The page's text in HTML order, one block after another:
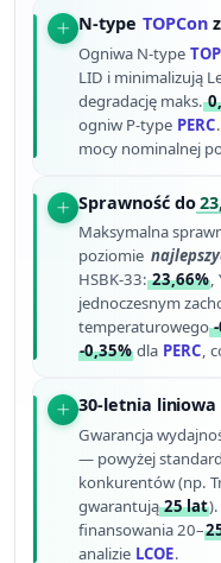
N-type TOPCon
Ogniwa N-type
LID i minimalizują
degradację maks.
ogniw P-type PERC
mocy nominalnej
Sprawność do
Maksymalna
poziomie
HSBK-33:23,66%,
jednoczesnym
temperaturowego-
-0,35% dla PERC,
30-letnia
Gwarancja
— powyżej
konkurentów (np.
gwarantują25 lat
finansowania 20–
analizie LCOE.